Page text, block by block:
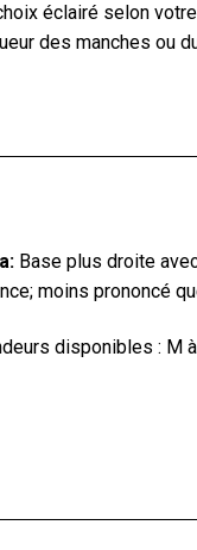
éclairé selon
des manches ou
Base plus droite
moins prononcé
disponibles : M